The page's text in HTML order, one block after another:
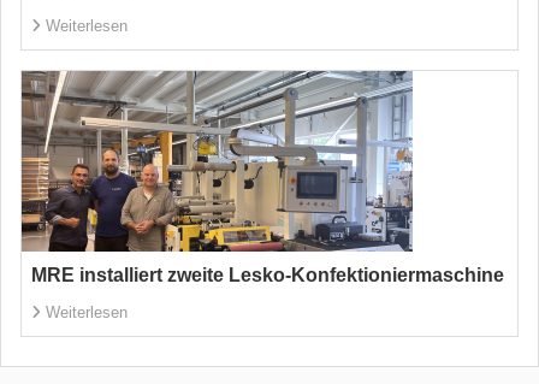
Weiterlesen
MRE installiert zweite Lesko-Konfektioniermaschine
Weiterlesen